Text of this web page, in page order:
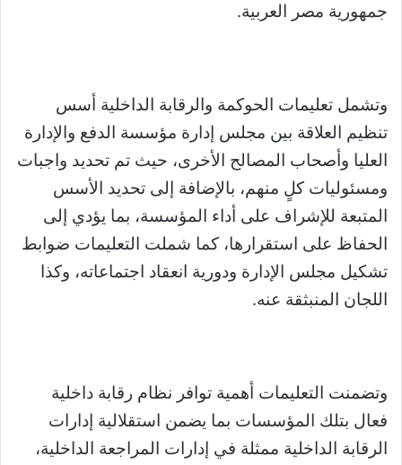
جمهورية مصر العربية.
وتشمل تعليمات الحوكمة والرقابة الداخلية أسس
تنظيم العلاقة بين مجلس إدارة مؤسسة الدفع والإدارة
العليا وأصحاب المصالح الأخرى، حيث تم تحديد واجبات
ومسئوليات كلٍ منهم، بالإضافة إلى تحديد الأسس
المتبعة للإشراف على أداء المؤسسة، بما يؤدي إلى
الحفاظ على استقرارها، كما شملت التعليمات ضوابط
تشكيل مجلس الإدارة ودورية انعقاد اجتماعاته، وكذا
اللجان المنبثقة عنه.
وتضمنت التعليمات أهمية توافر نظام رقابة داخلية
فعال بتلك المؤسسات بما يضمن استقلالية إدارات
الرقابة الداخلية ممثلة في إدارات المراجعة الداخلية،